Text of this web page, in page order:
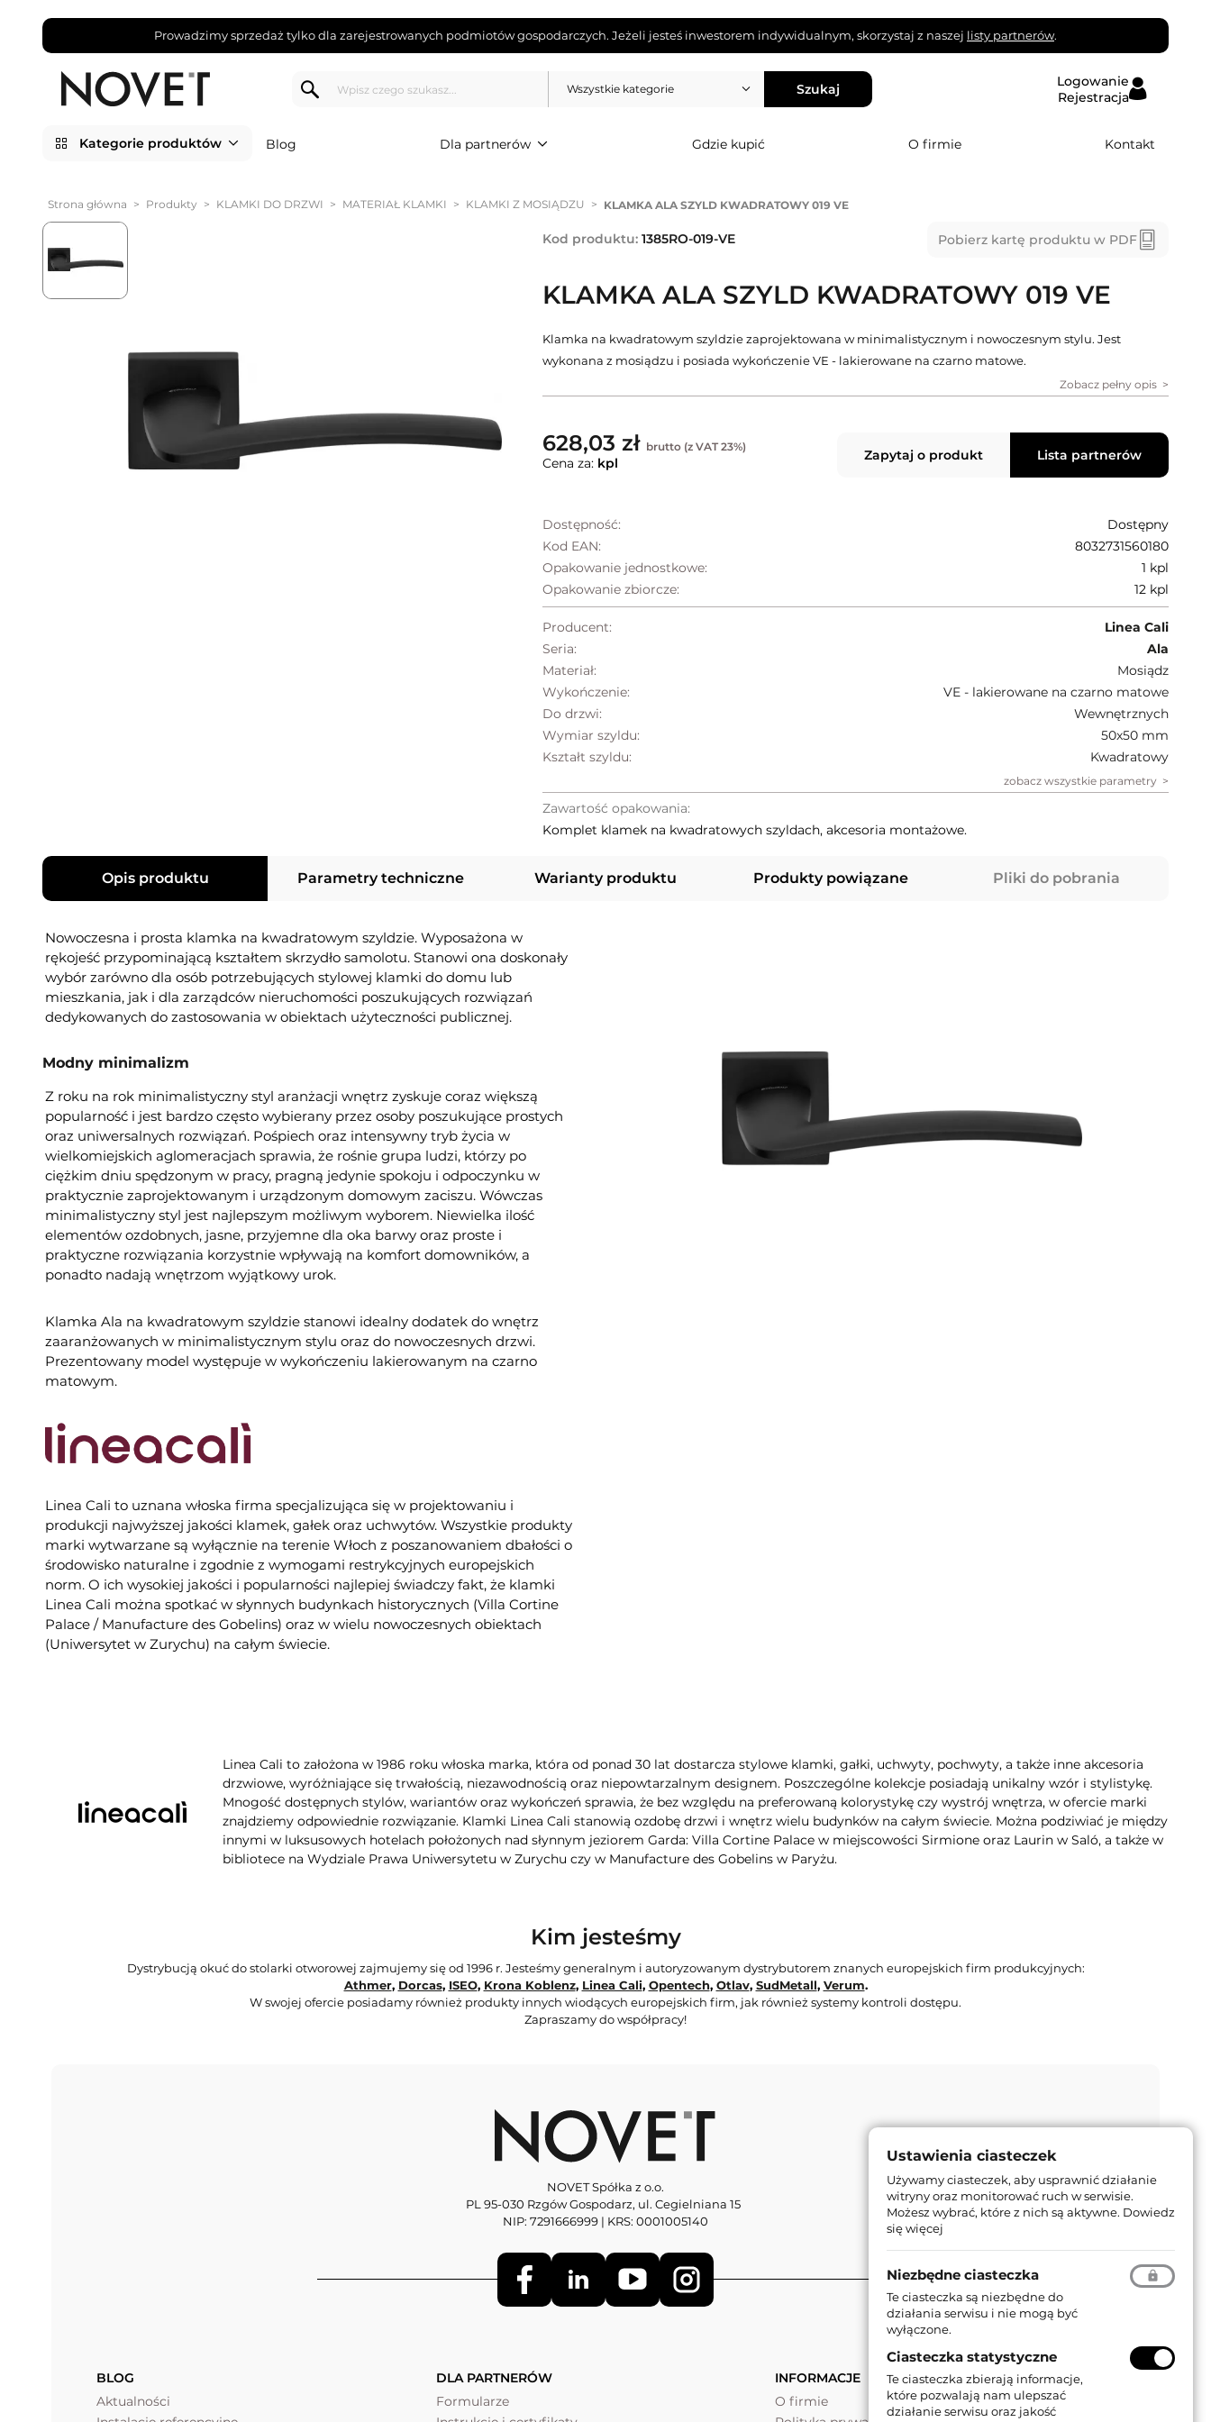
Prowadzimy sprzedaż tylko dla zarejestrowanych podmiotów gospodarczych. Jeżeli jesteś inwestorem indywidualnym, skorzystaj z naszej listy partnerów.
Wszystkie kategorie Szukaj
Logowanie
Rejestracja
Kategorie produktów Blog Dla partnerów Gdzie kupić O firmie Kontakt
Strona główna > Produkty > KLAMKI DO DRZWI > MATERIAŁ KLAMKI > KLAMKI Z MOSIĄDZU > KLAMKA ALA SZYLD KWADRATOWY 019 VE
Kod produktu: 1385RO-019-VE Pobierz kartę produktu w PDF
KLAMKA ALA SZYLD KWADRATOWY 019 VE
Klamka na kwadratowym szyldzie zaprojektowana w minimalistycznym i nowoczesnym stylu. Jest
wykonana z mosiądzu i posiada wykończenie VE - lakierowane na czarno matowe.
Zobacz pełny opis
628,03 zł brutto (z VAT 23%)
Cena za: kpl Zapytaj o produkt Lista partnerów
Dostępność:
Dostępny
Kod EAN:
8032731560180
Opakowanie jednostkowe:
1 kpl
Opakowanie zbiorcze:
12 kpl
Producent:
Linea Cali
Seria:
Ala
Materiał:
Mosiądz
Wykończenie:
VE - lakierowane na czarno matowe
Do drzwi:
Wewnętrznych
Wymiar szyldu:
50x50 mm
Kształt szyldu:
Kwadratowy
zobacz wszystkie parametry
Zawartość opakowania:
Komplet klamek na kwadratowych szyldach, akcesoria montażowe.
Opis produktu Parametry techniczne Warianty produktu Produkty powiązane Pliki do pobrania
Nowoczesna i prosta klamka na kwadratowym szyldzie. Wyposażona w
rękojeść przypominającą kształtem skrzydło samolotu. Stanowi ona doskonały
wybór zarówno dla osób potrzebujących stylowej klamki do domu lub
mieszkania, jak i dla zarządców nieruchomości poszukujących rozwiązań
dedykowanych do zastosowania w obiektach użyteczności publicznej.
Modny minimalizm
Z roku na rok minimalistyczny styl aranżacji wnętrz zyskuje coraz większą
popularność i jest bardzo często wybierany przez osoby poszukujące prostych
oraz uniwersalnych rozwiązań. Pośpiech oraz intensywny tryb życia w
wielkomiejskich aglomeracjach sprawia, że rośnie grupa ludzi, którzy po
ciężkim dniu spędzonym w pracy, pragną jedynie spokoju i odpoczynku w
praktycznie zaprojektowanym i urządzonym domowym zaciszu. Wówczas
minimalistyczny styl jest najlepszym możliwym wyborem. Niewielka ilość
elementów ozdobnych, jasne, przyjemne dla oka barwy oraz proste i
praktyczne rozwiązania korzystnie wpływają na komfort domowników, a
ponadto nadają wnętrzom wyjątkowy urok.
Klamka Ala na kwadratowym szyldzie stanowi idealny dodatek do wnętrz
zaaranżowanych w minimalistycznym stylu oraz do nowoczesnych drzwi.
Prezentowany model występuje w wykończeniu lakierowanym na czarno
matowym.
Linea Cali to uznana włoska firma specjalizująca się w projektowaniu i
produkcji najwyższej jakości klamek, gałek oraz uchwytów. Wszystkie produkty
marki wytwarzane są wyłącznie na terenie Włoch z poszanowaniem dbałości o
środowisko naturalne i zgodnie z wymogami restrykcyjnych europejskich
norm. O ich wysokiej jakości i popularności najlepiej świadczy fakt, że klamki
Linea Cali można spotkać w słynnych budynkach historycznych (Villa Cortine
Palace / Manufacture des Gobelins) oraz w wielu nowoczesnych obiektach
(Uniwersytet w Zurychu) na całym świecie.
Linea Cali to założona w 1986 roku włoska marka, która od ponad 30 lat dostarcza stylowe klamki, gałki, uchwyty, pochwyty, a także inne akcesoria
drzwiowe, wyróżniające się trwałością, niezawodnością oraz niepowtarzalnym designem. Poszczególne kolekcje posiadają unikalny wzór i stylistykę.
Mnogość dostępnych stylów, wariantów oraz wykończeń sprawia, że bez względu na preferowaną kolorystykę czy wystrój wnętrza, w ofercie marki
znajdziemy odpowiednie rozwiązanie. Klamki Linea Cali stanowią ozdobę drzwi i wnętrz wielu budynków na całym świecie. Można podziwiać je między
innymi w luksusowych hotelach położonych nad słynnym jeziorem Garda: Villa Cortine Palace w miejscowości Sirmione oraz Laurin w Saló, a także w
bibliotece na Wydziale Prawa Uniwersytetu w Zurychu czy w Manufacture des Gobelins w Paryżu.
Kim jesteśmy
Dystrybucją okuć do stolarki otworowej zajmujemy się od 1996 r. Jesteśmy generalnym i autoryzowanym dystrybutorem znanych europejskich firm produkcyjnych:
Athmer, Dorcas, ISEO, Krona Koblenz, Linea Cali, Opentech, Otlav, SudMetall, Verum.
W swojej ofercie posiadamy również produkty innych wiodących europejskich firm, jak również systemy kontroli dostępu.
Zapraszamy do współpracy!
NOVET Spółka z o.o.
PL 95-030 Rzgów Gospodarz, ul. Cegielniana 15
NIP: 7291666999 | KRS: 0001005140
BLOG
Aktualności
DLA PARTNERÓW
Formularze
INFORMACJE
O firmie
Ustawienia ciasteczek
Używamy ciasteczek, aby usprawnić działanie
witryny oraz monitorować ruch w serwisie.
Możesz wybrać, które z nich są aktywne. Dowiedz
się więcej
Niezbędne ciasteczka
Te ciasteczka są niezbędne do
działania serwisu i nie mogą być
wyłączone.
Ciasteczka statystyczne
Te ciasteczka zbierają informacje,
które pozwalają nam ulepszać
działanie serwisu oraz jakość